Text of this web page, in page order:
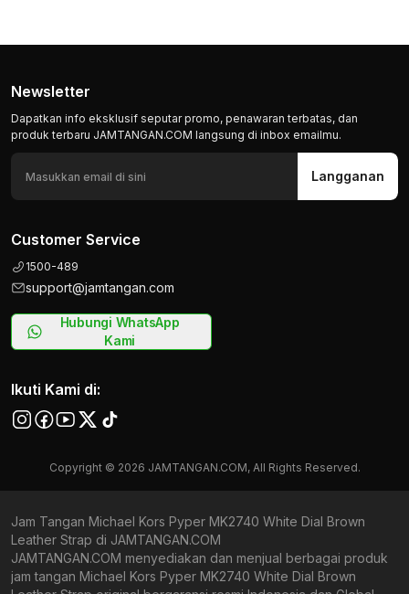
Newsletter
Dapatkan info eksklusif seputar promo, penawaran terbatas, dan
produk terbaru JAMTANGAN.COM langsung di inbox emailmu.
Langganan
Customer Service
1500-489
support@jamtangan.com
Hubungi WhatsApp
Kami
Ikuti Kami di:
Copyright © 2026 JAMTANGAN.COM, All Rights Reserved.
Jam Tangan Michael Kors Pyper MK2740 White Dial Brown
Leather Strap di JAMTANGAN.COM
JAMTANGAN.COM menyediakan dan menjual berbagai produk
jam tangan Michael Kors Pyper MK2740 White Dial Brown